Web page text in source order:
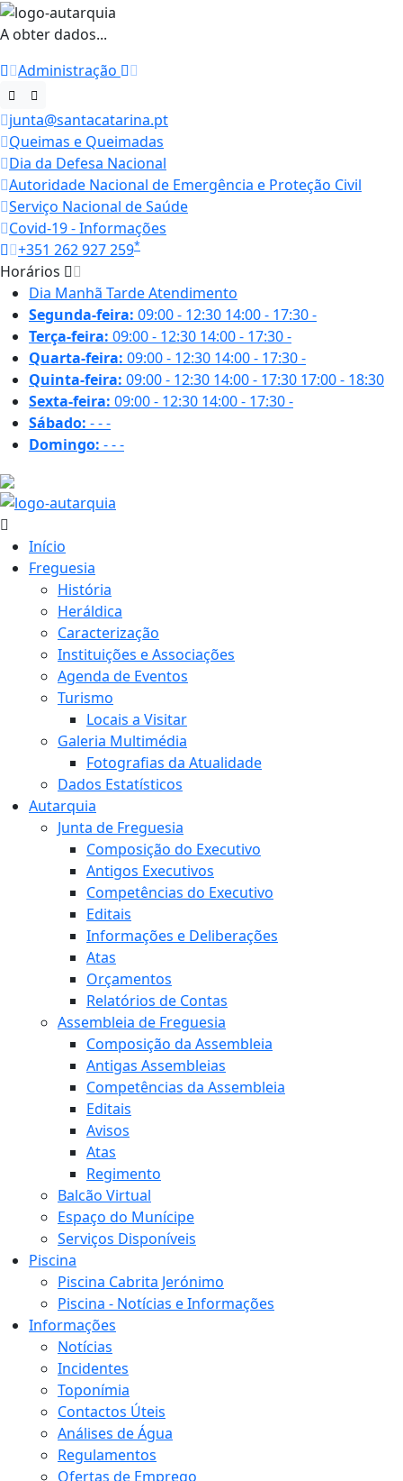
A obter dados...
Administração
junta@santacatarina.pt
Queimas e Queimadas
Dia da Defesa Nacional
Autoridade Nacional de Emergência e Proteção Civil
Serviço Nacional de Saúde
Covid-19 - Informações
+351 262 927 259*
Horários
Dia Manhã TardeAtendimento
Segunda-feira: 09:00 - 12:30 14:00 - 17:30-
Terça-feira: 09:00 - 12:30 14:00 - 17:30-
Quarta-feira: 09:00 - 12:30 14:00 - 17:30-
Quinta-feira: 09:00 - 12:30 14:00 - 17:30 17:00 - 18:30
Sexta-feira: 09:00 - 12:30 14:00 - 17:30-
Sábado: ---
Domingo: ---
Início
Freguesia
História
Heráldica
Caracterização
Instituições e Associações
Agenda de Eventos
Turismo
Locais a Visitar
Galeria Multimédia
Fotografias da Atualidade
Dados Estatísticos
Autarquia
Junta de Freguesia
Composição do Executivo
Antigos Executivos
Competências do Executivo
Editais
Informações e Deliberações
Atas
Orçamentos
Relatórios de Contas
Assembleia de Freguesia
Composição da Assembleia
Antigas Assembleias
Competências da Assembleia
Editais
Avisos
Atas
Regimento
Balcão Virtual
Espaço do Munícipe
Serviços Disponíveis
Piscina
Piscina Cabrita Jerónimo
Piscina - Notícias e Informações
Informações
Notícias
Incidentes
Toponímia
Contactos Úteis
Análises de Água
Regulamentos
Ofertas de Emprego